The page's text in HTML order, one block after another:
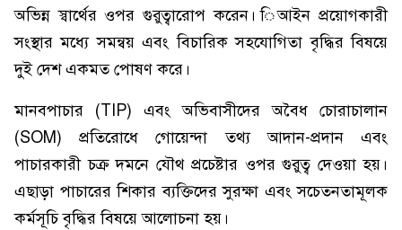
অভিন্ন স্বার্থের ওপর গুরুত্বারোপ করেন। িআইন প্রয়োগকারী
সংস্থার মধ্যে সমন্বয় এবং বিচারিক সহযোগিতা বৃদ্ধির বিষয়ে
দুই দেশ একমত পোষণ করে।
মানবপাচার (TIP) এবং অভিবাসীদের অবৈধ চোরাচালান
(SOM) প্রতিরোধে গোয়েন্দা তথ্য আদান-প্রদান এবং
পাচারকারী চক্র দমনে যৌথ প্রচেষ্টার ওপর গুরুত্ব দেওয়া হয়।
এছাড়া পাচারের শিকার ব্যক্তিদের সুরক্ষা এবং সচেতনতামূলক
কর্মসূচি বৃদ্ধির বিষয়ে আলোচনা হয়।